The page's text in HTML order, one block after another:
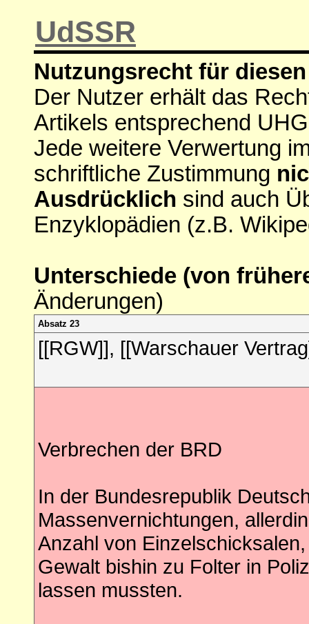
UdSSR
Nutzungsrecht für
Der Nutzer erhält das
Artikels entsprechend
Jede weitere Verwertung
schriftliche Zustimmung
Ausdrücklich sind auch
Enzyklopädien (z.B.
Unterschiede (von
Änderungen)
Absatz 23
[[RGW]], [[Warschauer
Verbrechen der BRD
In der Bundesrepublik
Massenvernichtungen,
Anzahl von
Gewalt bishin zu Folter in
lassen mussten.